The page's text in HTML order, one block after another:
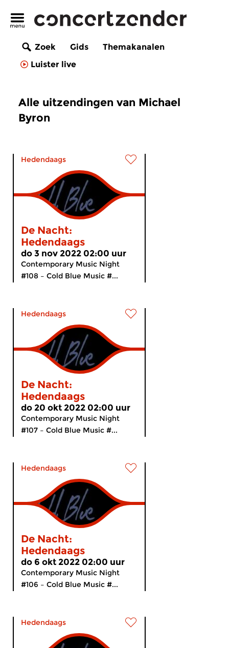
Zoek Gids
Themakanalen
Luister live
Alle uitzendingen van Michael
Byron
Hedendaags
De Nacht:
Hedendaags
do 3 nov 2022 02:00 uur
Contemporary Music Night
#108 – Cold Blue Music #...
Hedendaags
De Nacht:
Hedendaags
do 20 okt 2022 02:00 uur
Contemporary Music Night
#107 – Cold Blue Music #...
Hedendaags
De Nacht:
Hedendaags
do 6 okt 2022 02:00 uur
Contemporary Music Night
#106 – Cold Blue Music #...
Hedendaags